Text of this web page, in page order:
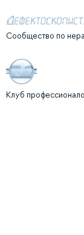
Сообщество по
Клуб